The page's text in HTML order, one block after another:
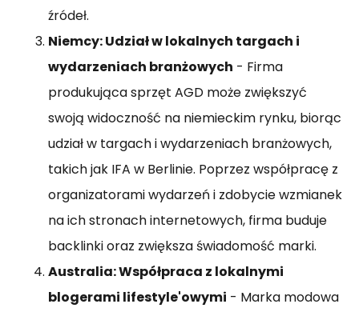
źródeł.
Niemcy: Udział w lokalnych targach i
wydarzeniach branżowych - Firma
produkująca sprzęt AGD może zwiększyć
swoją widoczność na niemieckim rynku, biorąc
udział w targach i wydarzeniach branżowych,
takich jak IFA w Berlinie. Poprzez współpracę z
organizatorami wydarzeń i zdobycie wzmianek
na ich stronach internetowych, firma buduje
backlinki oraz zwiększa świadomość marki.
Australia: Współpraca z lokalnymi
blogerami lifestyle'owymi - Marka modowa